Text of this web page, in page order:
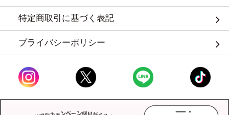
特定商取引に基づく表記
プライバシーポリシー